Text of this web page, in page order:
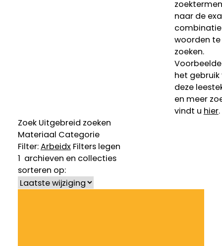
naar de
woorden te
zoeken.
het gebruik
deze
en meer
vindt u hier.
Zoek Uitgebreid zoeken
Materiaal Categorie
Filter:Arbeidx Filters legen
1 archieven en collecties
sorteren op: